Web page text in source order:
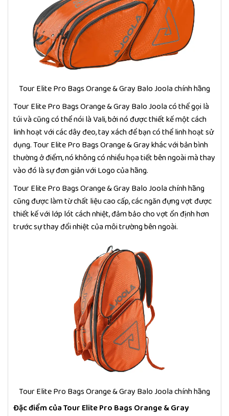
Tour Elite Pro Bags Orange & Gray Balo Joola chính hãng
Tour Elite Pro Bags Orange & Gray Balo Joola có thể gọi là
túi và cũng có thể nói là Vali, bởi nó được thiết kế một cách
linh hoạt với các dây đeo, tay xách để bạn có thể linh hoạt sử
dụng. Tour Elite Pro Bags Orange & Gray khác với bản bình
thường ở điểm, nó không có nhiều họa tiết bên ngoài mà thay
vào đó là sự đơn giản với Logo của hãng.
Tour Elite Pro Bags Orange & Gray Balo Joola chính hãng
cũng được làm từ chất liệu cao cấp, các ngăn đựng vợt được
thiết kế với lớp lót cách nhiệt, đảm bảo cho vợt ổn định hơn
trước sự thay đổi nhiệt của môi trường bên ngoài.
Tour Elite Pro Bags Orange & Gray Balo Joola chính hãng
Đặc điểm của Tour Elite Pro Bags Orange & Gray